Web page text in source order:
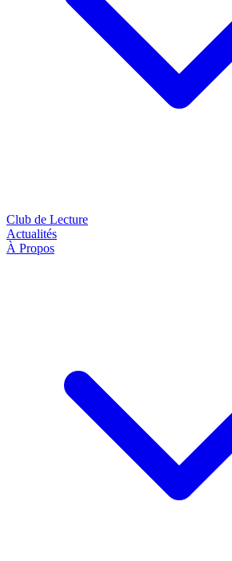
Club de Lecture
Actualités
À Propos